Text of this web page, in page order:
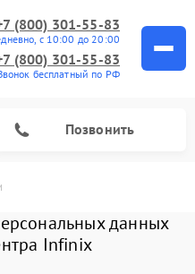
(800) 301-55-83
с 10:00 до 20:00
(800) 301-55-83
бесплатный по РФ
Позвонить
данных
Infinix